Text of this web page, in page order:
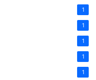
1
1
1
1
1